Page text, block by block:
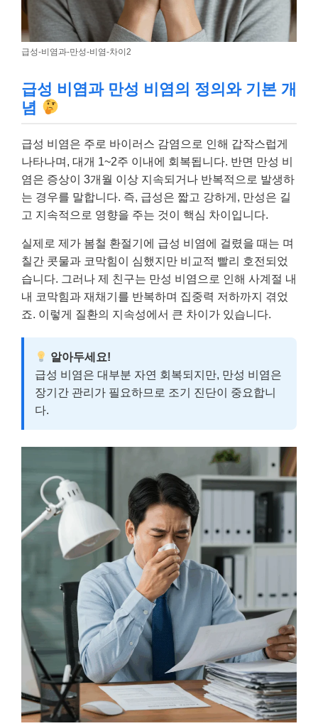
급성-비염과-만성-비염-차이2
급성 비염과 만성 비염의 정의와 기본 개
념
급성 비염은 주로 바이러스 감염으로 인해 갑작스럽게
나타나며, 대개 1~2주 이내에 회복됩니다. 반면 만성 비
염은 증상이 3개월 이상 지속되거나 반복적으로 발생하
는 경우를 말합니다. 즉, 급성은 짧고 강하게, 만성은 길
고 지속적으로 영향을 주는 것이 핵심 차이입니다.
실제로 제가 봄철 환절기에 급성 비염에 걸렸을 때는 며
칠간 콧물과 코막힘이 심했지만 비교적 빨리 호전되었
습니다. 그러나 제 친구는 만성 비염으로 인해 사계절 내
내 코막힘과 재채기를 반복하며 집중력 저하까지 겪었
죠. 이렇게 질환의 지속성에서 큰 차이가 있습니다.
알아두세요!
급성 비염은 대부분 자연 회복되지만, 만성 비염은
장기간 관리가 필요하므로 조기 진단이 중요합니
다.